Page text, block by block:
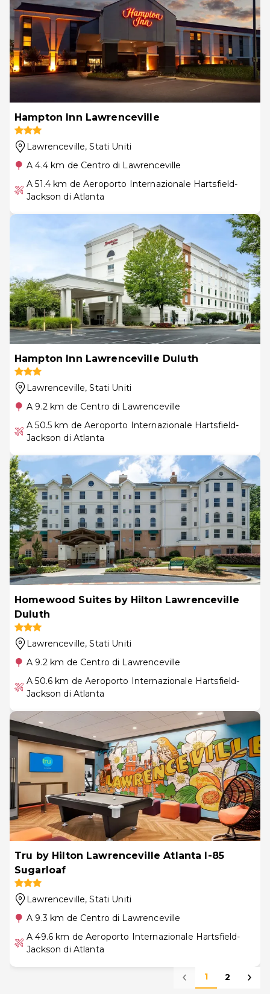
Hampton Inn Lawrenceville
Lawrenceville, Stati Uniti
A 4.4 km de Centro di Lawrenceville
A 51.4 km de Aeroporto Internazionale Hartsfield-
Jackson di Atlanta
Hampton Inn Lawrenceville Duluth
Lawrenceville, Stati Uniti
A 9.2 km de Centro di Lawrenceville
A 50.5 km de Aeroporto Internazionale Hartsfield-
Jackson di Atlanta
Homewood Suites by Hilton Lawrenceville
Duluth
Lawrenceville, Stati Uniti
A 9.2 km de Centro di Lawrenceville
A 50.6 km de Aeroporto Internazionale Hartsfield-
Jackson di Atlanta
Tru by Hilton Lawrenceville Atlanta I-85
Sugarloaf
Lawrenceville, Stati Uniti
A 9.3 km de Centro di Lawrenceville
A 49.6 km de Aeroporto Internazionale Hartsfield-
Jackson di Atlanta
1 2